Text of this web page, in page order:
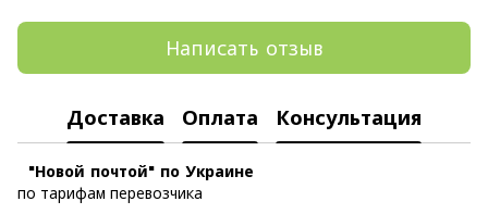
Написать отзыв
Доставка Оплата Консультация
"Новой почтой" по Украине
по тарифам перевозчика